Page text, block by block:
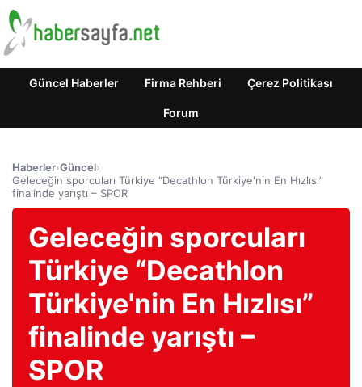
Güncel Haberler Firma Rehberi Çerez Politikası
Forum
Haberler›Güncel›
Geleceğin sporcuları Türkiye “Decathlon Türkiye'nin En Hızlısı”
finalinde yarıştı – SPOR
Geleceğin sporcuları
Türkiye “Decathlon
Türkiye'nin En Hızlısı”
finalinde yarıştı –
SPOR